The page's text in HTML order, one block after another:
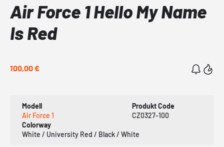
Air Force 1 Hello My Name
Is Red
100,00 €
Modell
Air Force 1
Produkt Code
CZ0327-100
Colorway
White / University Red / Black / White